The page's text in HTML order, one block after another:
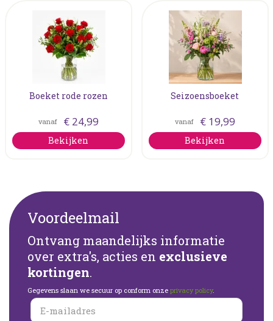
Boeket rode rozen
vanaf € 24,99
Bekijken
Seizoensboeket
vanaf € 19,99
Bekijken
Voordeelmail
Ontvang maandelijks informatie
over extra's, acties en exclusieve
kortingen.
Gegevens slaan we secuur op conform onze privacy policy.